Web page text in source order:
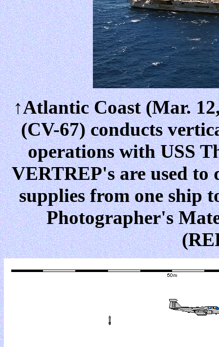
↑Atlantic Coast (Mar.
(CV-67) conducts
operations with USS
VERTREP's are used
supplies from one ship
Photographer's